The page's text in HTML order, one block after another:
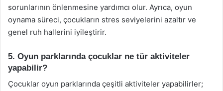
sorunlarının önlenmesine yardımcı olur. Ayrıca, oyun
oynama süreci, çocukların stres seviyelerini azaltır ve
genel ruh hallerini iyileştirir.
5. Oyun parklarında çocuklar ne tür aktiviteler
yapabilir?
Çocuklar oyun parklarında çeşitli aktiviteler yapabilirler;